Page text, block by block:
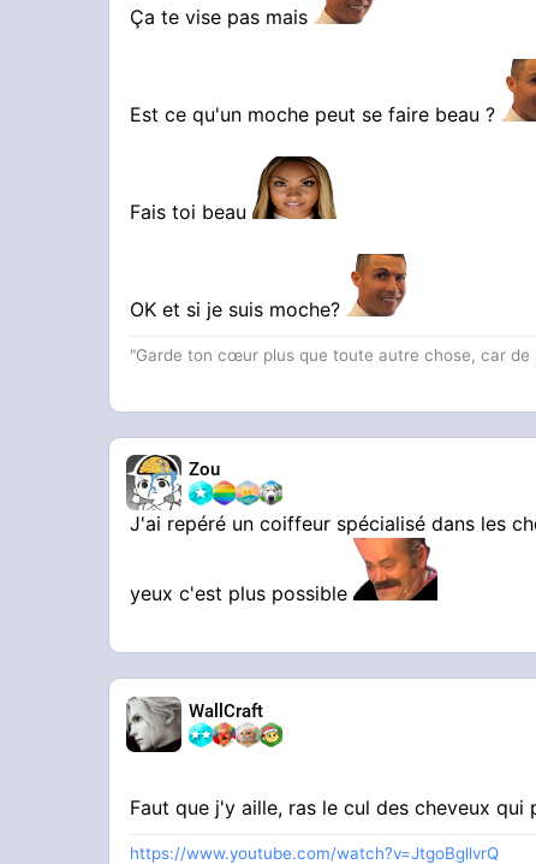
Ça te vise pas mais
Est ce qu'un moche peut se faire beau ?
Fais toi beau
OK et si je suis moche?
"Garde ton cœur plus que toute autre chose, car
Zou
J'ai repéré un coiffeur spécialisé dans les
yeux c'est plus possible
WallCraft
Faut que j'y aille, ras le cul des cheveux
https://www.youtube.com/watch?v=JtgoBgllvrQ